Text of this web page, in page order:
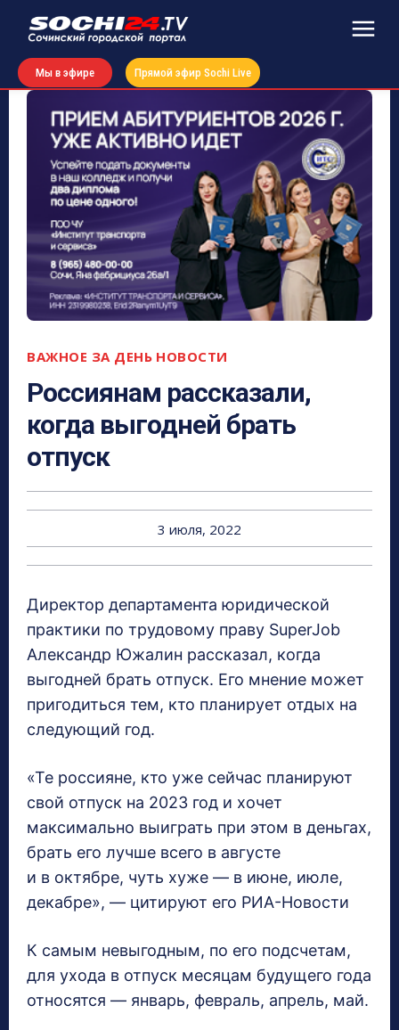
Мы в эфире Прямой эфир Sochi Live
ВАЖНОЕ ЗА ДЕНЬ НОВОСТИ
Россиянам рассказали,
когда выгодней брать
отпуск
3 июля, 2022
Директор департамента юридической
практики по трудовому праву SuperJob
Александр Южалин рассказал, когда
выгодней брать отпуск. Его мнение может
пригодиться тем, кто планирует отдых на
следующий год.
«Те россияне, кто уже сейчас планируют
свой отпуск на 2023 год и хочет
максимально выиграть при этом в деньгах,
брать его лучше всего в августе
и в октябре, чуть хуже — в июне, июле,
декабре», — цитируют его РИА-Новости
К самым невыгодным, по его подсчетам,
для ухода в отпуск месяцам будущего года
относятся — январь, февраль, апрель, май.